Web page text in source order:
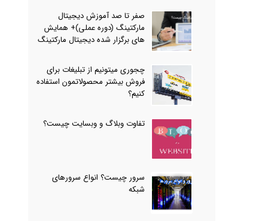
صفر تا صد آموزش دیجیتال
مارکتینگ (دوره عملی)+ همایش
های برگزار شده دیجیتال مارکتینگ
چجوری میتونیم از تبلیغات برای
فروش بیشتر محصولاتمون استفاده
کنیم؟
تفاوت وبلاگ و وبسایت چیست؟
سرور چیست؟ انواع سرورهای
شبکه